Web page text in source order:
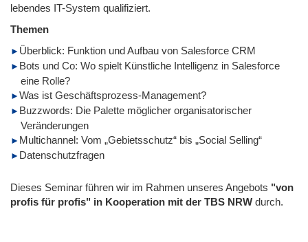
lebendes IT-System qualifiziert.
Themen
Überblick: Funktion und Aufbau von Salesforce CRM
Bots und Co: Wo spielt Künstliche Intelligenz in Salesforce
eine Rolle?
Was ist Geschäftsprozess-Management?
Buzzwords: Die Palette möglicher organisatorischer
Veränderungen
Multichannel: Vom „Gebietsschutz“ bis „Social Selling“
Datenschutzfragen
Dieses Seminar führen wir im Rahmen unseres Angebots "von
profis für profis" in Kooperation mit der TBS NRW durch.